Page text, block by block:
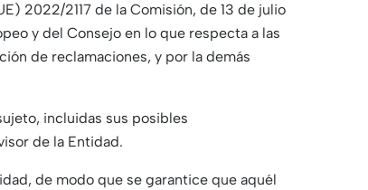
2022/2117 de la Comisión, de 13 de julio
y del Consejo en lo que respecta a las
de reclamaciones, y por la demás
incluidas sus posibles
de la Entidad.
de modo que se garantice que aquél